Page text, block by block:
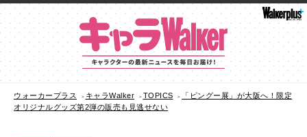
ウォーカープラス キャラWalker TOPICS
「ピングー展」が大阪へ！限定
オリジナルグッズ第2弾の販売も見逃せない